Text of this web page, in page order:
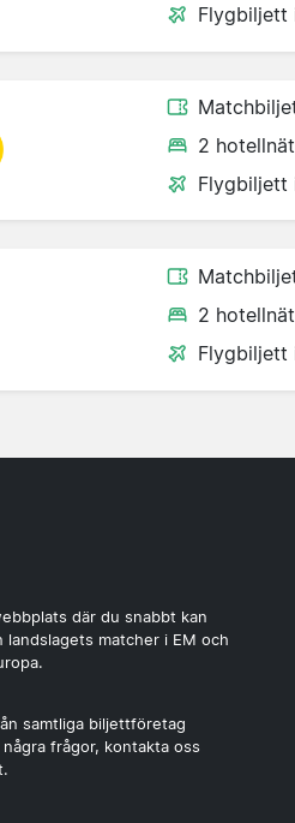
Flygbiljett
2
Flygbiljett
2
Flygbiljett
där du snabbt kan
matcher i EM och
samtliga biljettföretag
frågor, kontakta oss